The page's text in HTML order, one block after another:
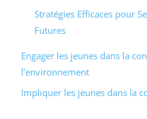
Stratégies Efficaces pour
Futures
Engager les jeunes dans la
l’environnement
Impliquer les jeunes dans la